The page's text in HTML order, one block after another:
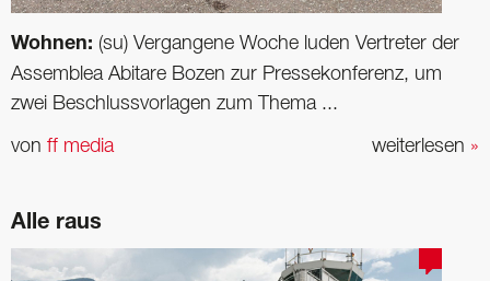
Wohnen: (su) Vergangene Woche luden Vertreter der
Assemblea Abitare Bozen zur Pressekonferenz, um
zwei Beschlussvorlagen zum Thema ...
weiterlesen »
von ff media
Alle raus